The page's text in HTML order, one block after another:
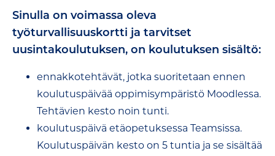
Sinulla on voimassa oleva
työturvallisuuskortti ja tarvitset
uusintakoulutuksen, on koulutuksen sisältö:
ennakkotehtävät, jotka suoritetaan ennen
koulutuspäivää oppimisympäristö Moodlessa.
Tehtävien kesto noin tunti.
koulutuspäivä etäopetuksessa Teamsissa.
Koulutuspäivän kesto on 5 tuntia ja se sisältää